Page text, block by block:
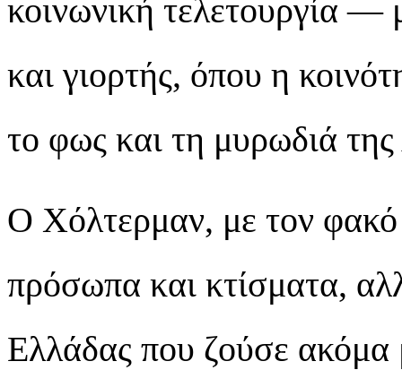
κοινωνική τελετουργία —
και γιορτής, όπου η
το φως και τη μυρωδιά
Ο Χόλτερμαν, με τον φακό
πρόσωπα και κτίσματα,
Ελλάδας που ζούσε ακόμα